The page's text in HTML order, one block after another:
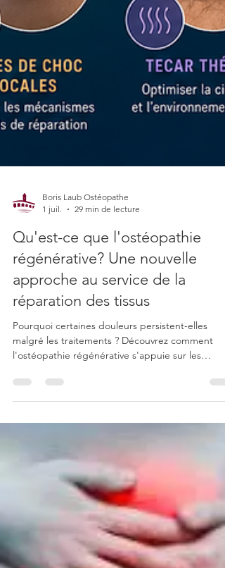
Boris Laub Ostéopathe
1 juil.
Qu'est-ce que l'ostéopathie
régénérative? Une nouvelle
approche au service de la
réparation des tissus
Pourquoi certaines douleurs persistent-elles
malgré les traitements ? Découvrez comment
accompagner durablement la récupération.